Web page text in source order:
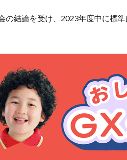
の結論を受け、2023年度中に標